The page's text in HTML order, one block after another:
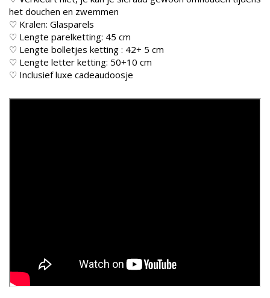
het douchen en zwemmen
♡ Kralen: Glasparels
♡ Lengte parelketting: 45 cm
♡ Lengte bolletjes ketting : 42+ 5 cm
♡ Lengte letter ketting: 50+10 cm
♡ Inclusief luxe cadeaudoosje